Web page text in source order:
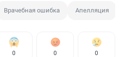
Врачебная ошибка Апелляция
0 0 0